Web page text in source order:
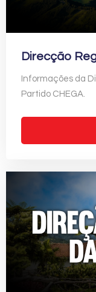
Direcção
Informações da
Partido CHEGA.